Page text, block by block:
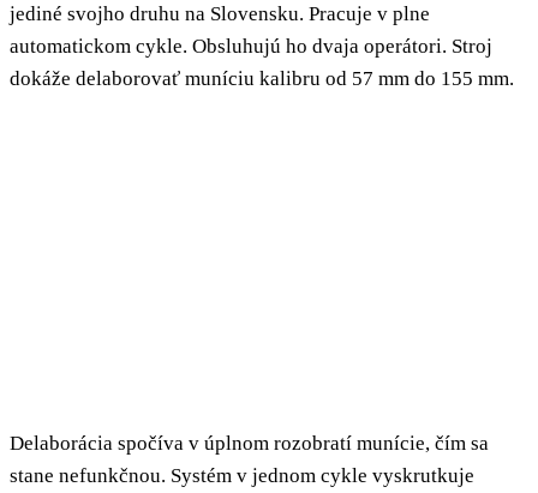
jediné svojho druhu na Slovensku. Pracuje v plne
automatickom cykle. Obsluhujú ho dvaja operátori. Stroj
dokáže delaborovať muníciu kalibru od 57 mm do 155 mm.
Delaborácia spočíva v úplnom rozobratí munície, čím sa
stane nefunkčnou. Systém v jednom cykle vyskrutkuje